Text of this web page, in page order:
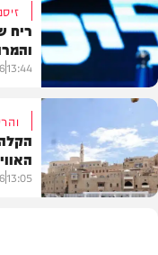
בארץ
פוליטי
ריח
13:44
13:05